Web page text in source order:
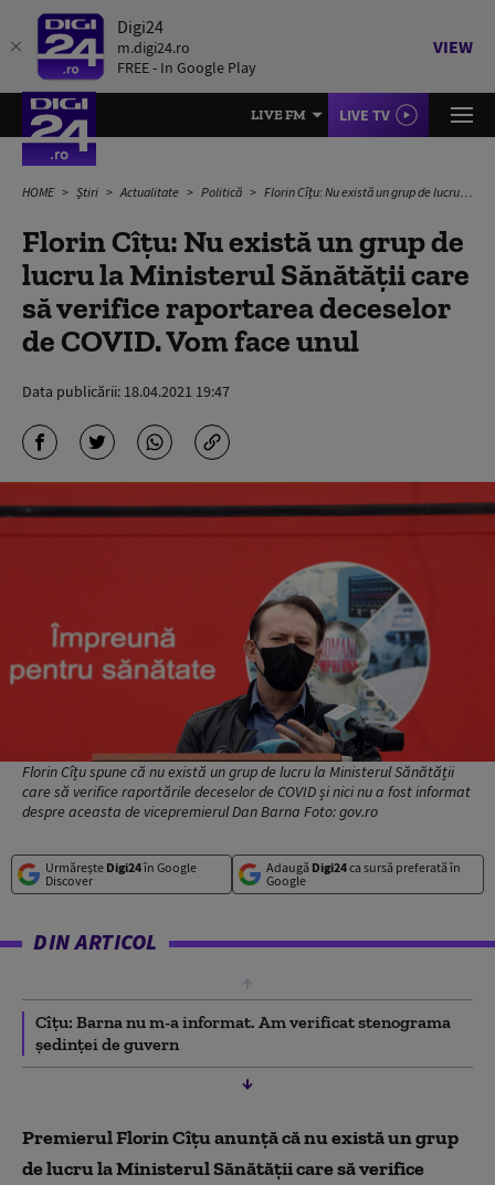
Digi24
m.digi24.ro
FREE - In Google Play
VIEW
LIVE FM LIVE TV
HOME Știri Actualitate Politică Florin Cîțu: Nu există un grup de lucru la Ministerul Sănătății care să verifice raportarea deceselor de COVID. Vom face unul
Florin Cîțu: Nu există un grup de
lucru la Ministerul Sănătății care
să verifice raportarea deceselor
de COVID. Vom face unul
Data publicării: 18.04.2021 19:47
Florin Cîțu spune că nu există un grup de lucru la Ministerul Sănătății
care să verifice raportările deceselor de COVID și nici nu a fost informat
despre aceasta de vicepremierul Dan Barna Foto: gov.ro
Urmărește Digi24în Google
Discover
Adaugă Digi24ca sursă preferată în
Google
DIN ARTICOL
Cîțu: Barna nu m-a informat. Am verificat stenograma
ședinței de guvern
Premierul Florin Cîțu anunță cănu există un grup
de lucru la Ministerul Sănătății care să verifice